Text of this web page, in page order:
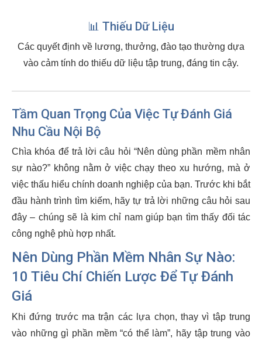
📊 Thiếu Dữ Liệu
Các quyết định về lương, thưởng, đào tạo thường dựa
vào cảm tính do thiếu dữ liệu tập trung, đáng tin cậy.
Tầm Quan Trọng Của Việc Tự Đánh Giá
Nhu Cầu Nội Bộ
Chìa khóa để trả lời câu hỏi “Nên dùng phần mềm nhân
sự nào?” không nằm ở việc chạy theo xu hướng, mà ở
việc thấu hiểu chính doanh nghiệp của bạn. Trước khi bắt
đầu hành trình tìm kiếm, hãy tự trả lời những câu hỏi sau
đây – chúng sẽ là kim chỉ nam giúp bạn tìm thấy đối tác
công nghệ phù hợp nhất.
Nên Dùng Phần Mềm Nhân Sự Nào:
10 Tiêu Chí Chiến Lược Để Tự Đánh
Giá
Khi đứng trước ma trận các lựa chọn, thay vì tập trung
vào những gì phần mềm “có thể làm”, hãy tập trung vào